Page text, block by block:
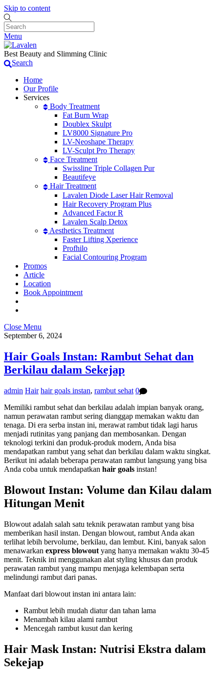
Skip to content
Menu
Best Beauty and Slimming Clinic
Search
Home
Our Profile
Services
Body Treatment
Fat Burn Wrap
Doublex Skulpt
LV8000 Signature Pro
LV-Neoshape Therapy
LV-Sculpt Pro Therapy
Face Treatment
Swissline Triple Collagen Pur
Beautifeye
Hair Treatment
Lavalen Diode Laser Hair Removal
Hair Recovery Program Plus
Advanced Factor R
Lavalen Scalp Detox
Aesthetics Treatment
Faster Lifting Xperience
Profhilo
Facial Contouring Program
Promos
Article
Location
Book Appointment
Close Menu
September 6, 2024
Hair Goals Instan: Rambut Sehat dan
Berkilau dalam Sekejap
admin Hair hair goals instan, rambut sehat 0
Memiliki rambut sehat dan berkilau adalah impian banyak orang,
namun perawatan rambut sering dianggap memakan waktu dan
tenaga. Di era serba instan ini, merawat rambut tidak lagi harus
menjadi rutinitas yang panjang dan membosankan. Dengan
teknologi terkini dan produk-produk modern, Anda bisa
mendapatkan rambut yang sehat dan berkilau dalam waktu singkat.
Berikut ini adalah beberapa perawatan rambut langsung yang bisa
Anda coba untuk mendapatkan hair goals instan!
Blowout Instan: Volume dan Kilau dalam
Hitungan Menit
Blowout adalah salah satu teknik perawatan rambut yang bisa
memberikan hasil instan. Dengan blowout, rambut Anda akan
terlihat lebih bervolume, berkilau, dan lembut. Kini, banyak salon
menawarkan express blowout yang hanya memakan waktu 30-45
menit. Teknik ini menggunakan alat styling khusus dan produk
perawatan rambut yang mampu menjaga kelembapan serta
melindungi rambut dari panas.
Manfaat dari blowout instan ini antara lain:
Rambut lebih mudah diatur dan tahan lama
Menambah kilau alami rambut
Mencegah rambut kusut dan kering
Hair Mask Instan: Nutrisi Ekstra dalam
Sekejap